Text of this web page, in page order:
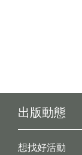
出版動態
想找好活動